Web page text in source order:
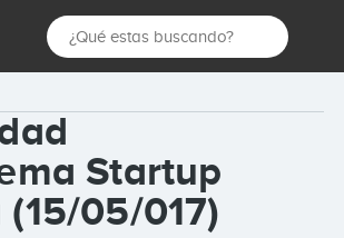
Startup
(15/05/017)